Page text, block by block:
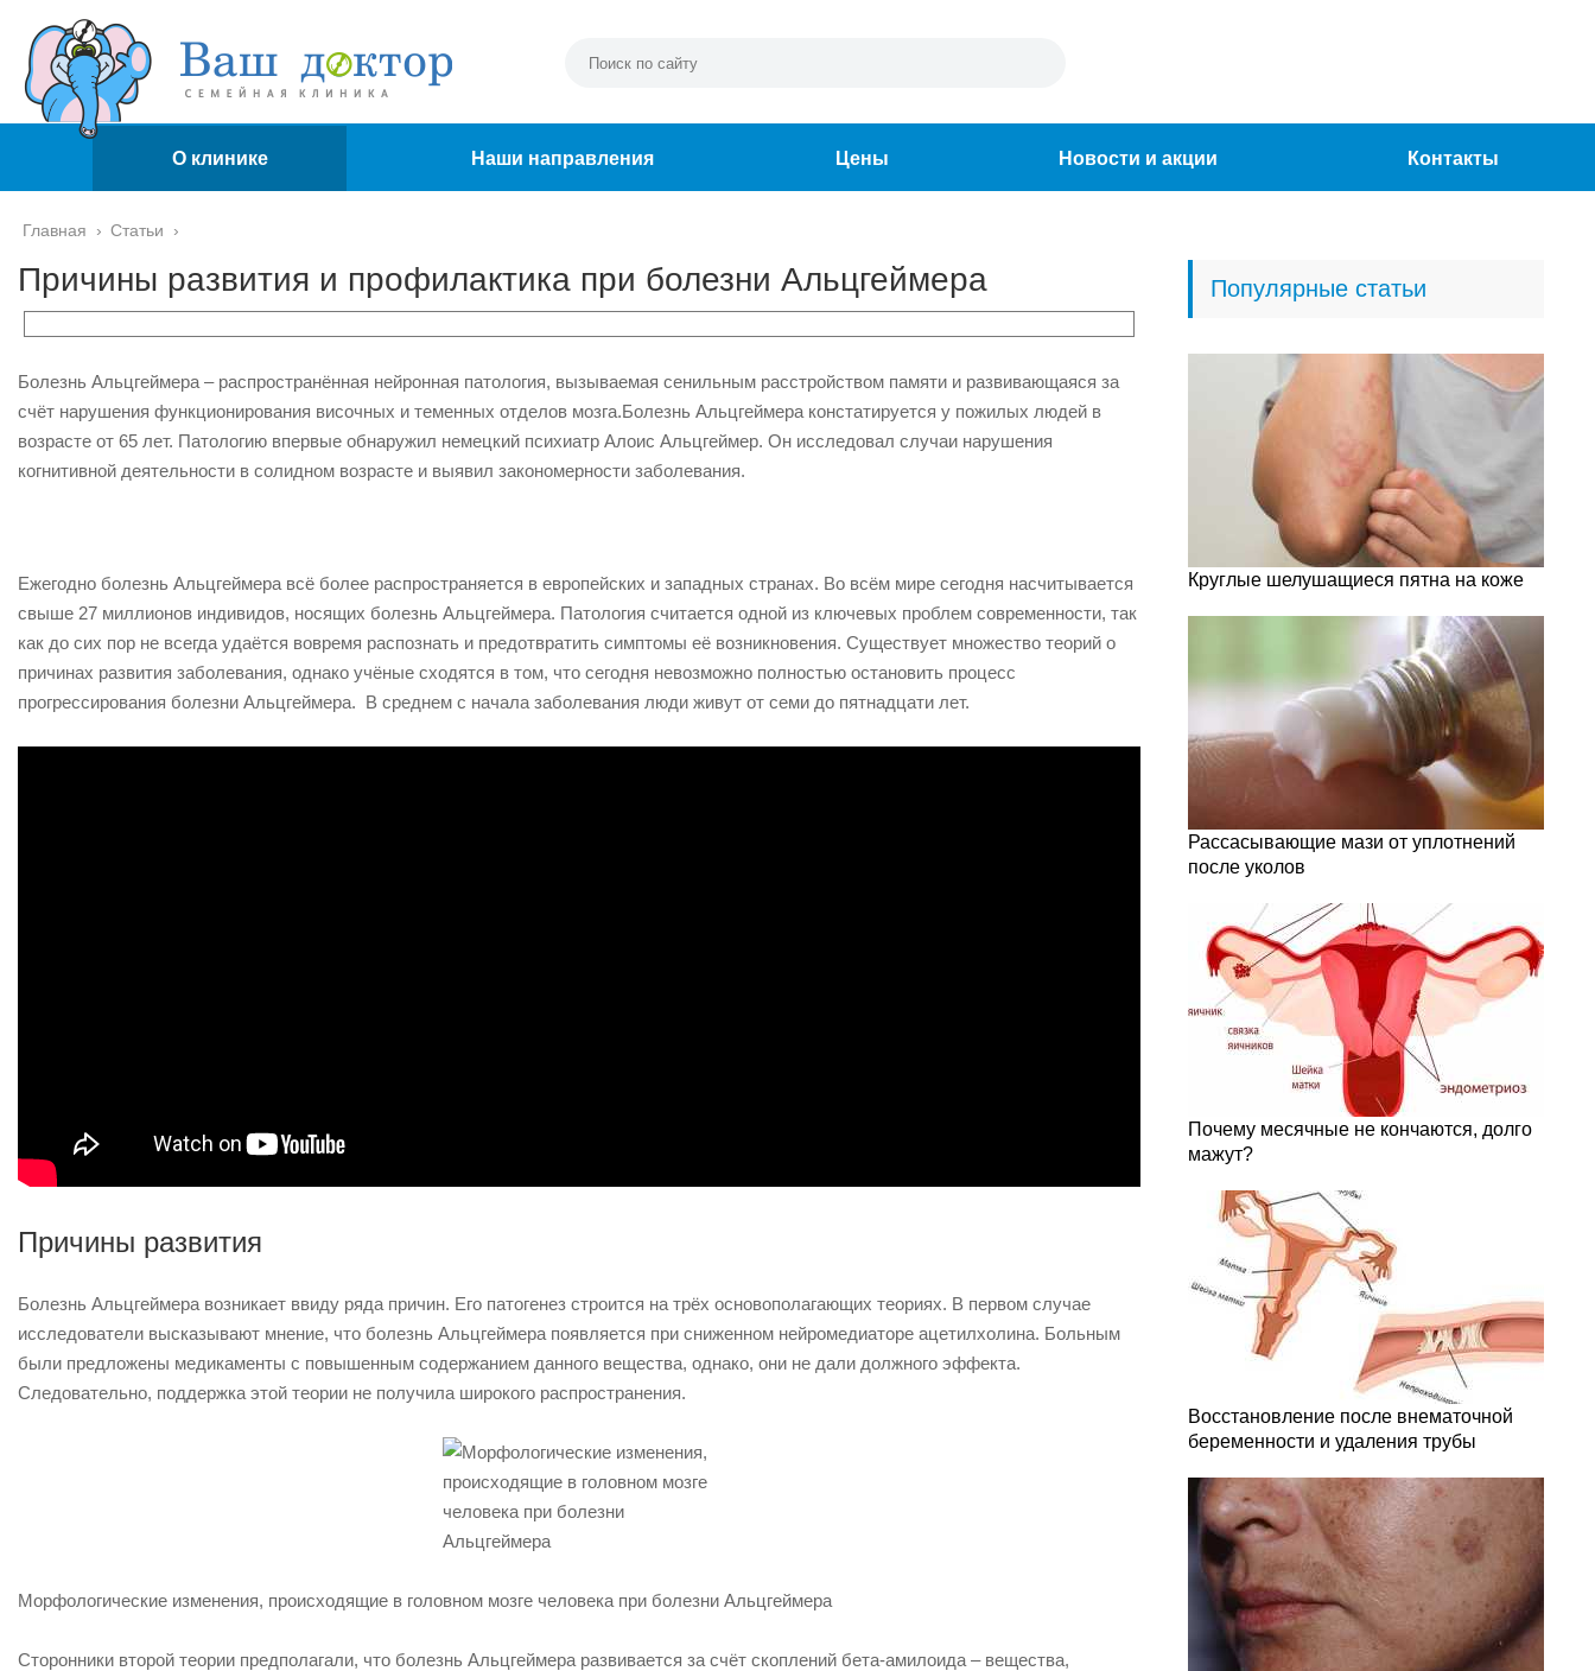
О клинике Наши направления Цены Новости и акции Контакты
Главная › Статьи ›
Причины развития и профилактика при болезни Альцгеймера
Болезнь Альцгеймера – распространённая нейронная патология, вызываемая сенильным расстройством памяти и развивающаяся за
счёт нарушения функционирования височных и теменных отделов мозга.Болезнь Альцгеймера констатируется у пожилых людей в
возрасте от 65 лет. Патологию впервые обнаружил немецкий психиатр Алоис Альцгеймер. Он исследовал случаи нарушения
когнитивной деятельности в солидном возрасте и выявил закономерности заболевания.
Ежегодно болезнь Альцгеймера всё более распространяется в европейских и западных странах. Во всём мире сегодня насчитывается
свыше 27 миллионов индивидов, носящих болезнь Альцгеймера. Патология считается одной из ключевых проблем современности, так
как до сих пор не всегда удаётся вовремя распознать и предотвратить симптомы её возникновения. Существует множество теорий о
причинах развития заболевания, однако учёные сходятся в том, что сегодня невозможно полностью остановить процесс
прогрессирования болезни Альцгеймера. В среднем с начала заболевания люди живут от семи до пятнадцати лет.
Причины развития
Болезнь Альцгеймера возникает ввиду ряда причин. Его патогенез строится на трёх основополагающих теориях. В первом случае
исследователи высказывают мнение, что болезнь Альцгеймера появляется при сниженном нейромедиаторе ацетилхолина. Больным
были предложены медикаменты с повышенным содержанием данного вещества, однако, они не дали должного эффекта.
Следовательно, поддержка этой теории не получила широкого распространения.
Морфологические изменения, происходящие в головном мозге человека при болезни Альцгеймера
Сторонники второй теории предполагали, что болезнь Альцгеймера развивается за счёт скоплений бета-амилоида – вещества,
Популярные статьи
Круглые шелушащиеся пятна на коже
Рассасывающие мази от уплотнений
после уколов
Почему месячные не кончаются, долго
мажут?
Восстановление после внематочной
беременности и удаления трубы